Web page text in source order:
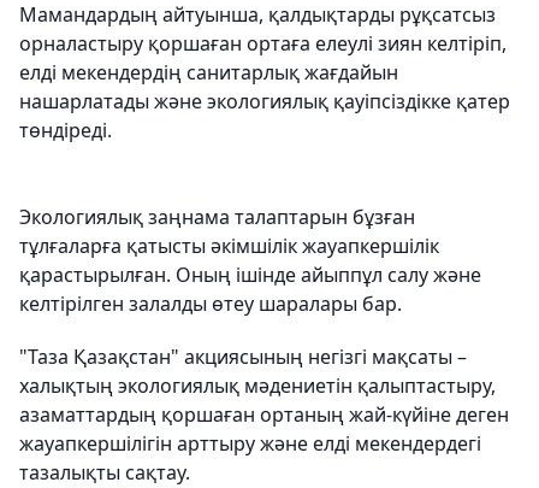
Мамандардың айтуынша, қалдықтарды рұқсатсыз
орналастыру қоршаған ортаға елеулі зиян келтіріп,
елді мекендердің санитарлық жағдайын
нашарлатады және экологиялық қауіпсіздікке қатер
төндіреді.
Экологиялық заңнама талаптарын бұзған
тұлғаларға қатысты әкімшілік жауапкершілік
қарастырылған. Оның ішінде айыппұл салу және
келтірілген залалды өтеу шаралары бар.
"Таза Қазақстан" акциясының негізгі мақсаты –
халықтың экологиялық мәдениетін қалыптастыру,
азаматтардың қоршаған ортаның жай-күйіне деген
жауапкершілігін арттыру және елді мекендердегі
тазалықты сақтау.